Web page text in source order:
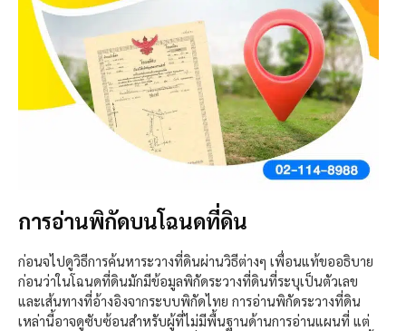
การอ่านพิกัดบนโฉนดที่ดิน
ก่อนจไปดูวิธีการค้นหาระวางที่ดินผ่านวิธีต่างๆ เพื่อนแท้ขออธิบาย
ก่อนว่าในโฉนดที่ดินมักมีข้อมูลพิกัดระวางที่ดินที่ระบุเป็นตัวเลข
และเส้นทางที่อ้างอิงจากระบบพิกัดไทย การอ่านพิกัดระวางที่ดิน
เหล่านี้อาจดูซับซ้อนสำหรับผู้ที่ไม่มีพื้นฐานด้านการอ่านแผนที่ แต่